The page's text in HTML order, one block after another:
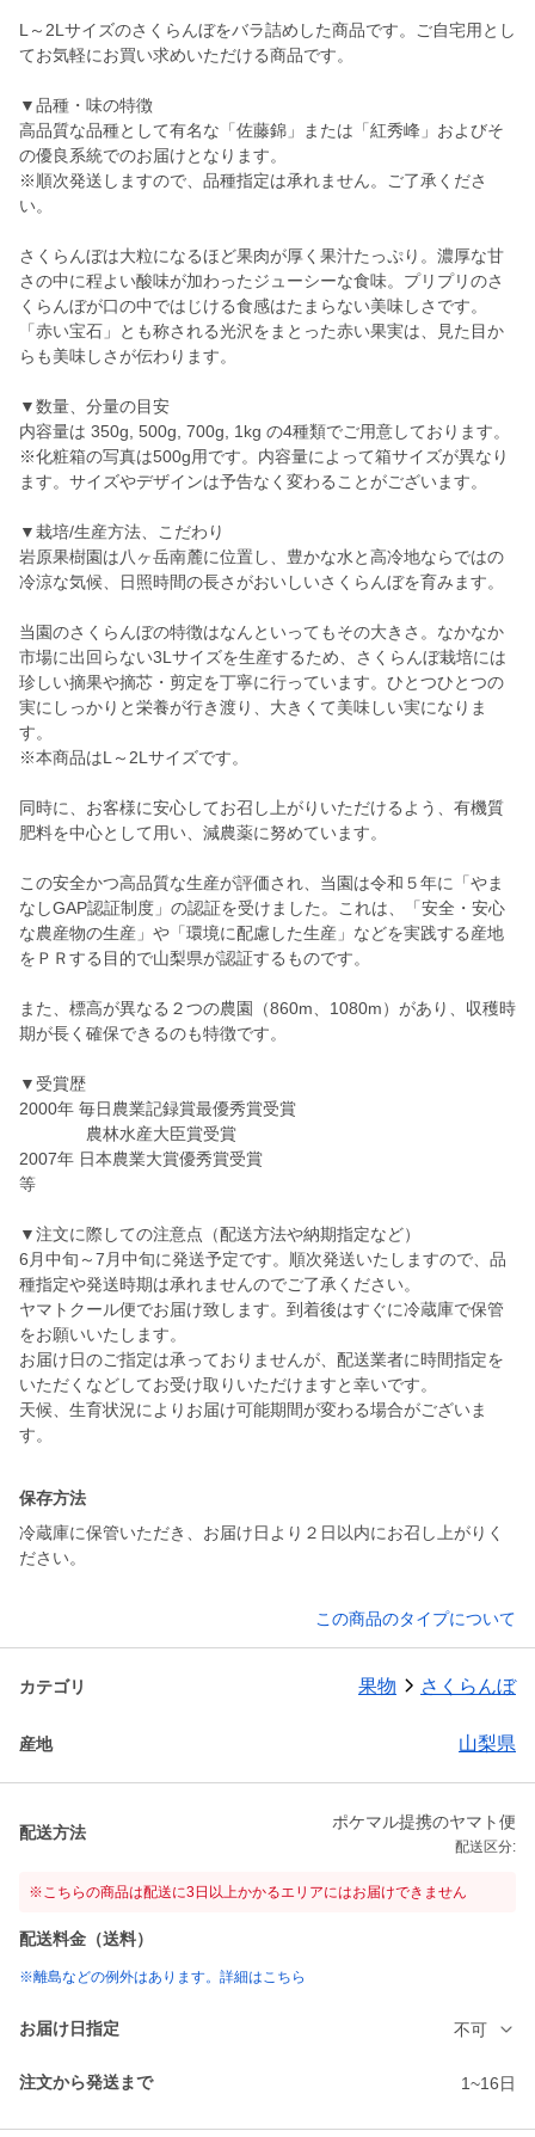
L～2Lサイズのさくらんぼをバラ詰めした商品です。ご自宅用とし
てお気軽にお買い求めいただける商品です。
▼品種・味の特徴
高品質な品種として有名な「佐藤錦」または「紅秀峰」およびそ
の優良系統でのお届けとなります。
※順次発送しますので、品種指定は承れません。ご了承くださ
い。
さくらんぼは大粒になるほど果肉が厚く果汁たっぷり。濃厚な甘
さの中に程よい酸味が加わったジューシーな食味。プリプリのさ
くらんぼが口の中ではじける食感はたまらない美味しさです。
「赤い宝石」とも称される光沢をまとった赤い果実は、見た目か
らも美味しさが伝わります。
▼数量、分量の目安
内容量は 350g, 500g, 700g, 1kg の4種類でご用意しております。
※化粧箱の写真は500g用です。内容量によって箱サイズが異なり
ます。サイズやデザインは予告なく変わることがございます。
▼栽培/生産方法、こだわり
岩原果樹園は八ヶ岳南麓に位置し、豊かな水と高冷地ならではの
冷涼な気候、日照時間の長さがおいしいさくらんぼを育みます。
当園のさくらんぼの特徴はなんといってもその大きさ。なかなか
市場に出回らない3Lサイズを生産するため、さくらんぼ栽培には
珍しい摘果や摘芯・剪定を丁寧に行っています。ひとつひとつの
実にしっかりと栄養が行き渡り、大きくて美味しい実になりま
す。
※本商品はL～2Lサイズです。
同時に、お客様に安心してお召し上がりいただけるよう、有機質
肥料を中心として用い、減農薬に努めています。
この安全かつ高品質な生産が評価され、当園は令和５年に「やま
なしGAP認証制度」の認証を受けました。これは、「安全・安心
な農産物の生産」や「環境に配慮した生産」などを実践する産地
をＰＲする目的で山梨県が認証するものです。
また、標高が異なる２つの農園（860m、1080m）があり、収穫時
期が長く確保できるのも特徴です。
▼受賞歴
2000年 毎日農業記録賞最優秀賞受賞
農林水産大臣賞受賞
2007年 日本農業大賞優秀賞受賞
等
▼注文に際しての注意点（配送方法や納期指定など）
6月中旬～7月中旬に発送予定です。順次発送いたしますので、品
種指定や発送時期は承れませんのでご了承ください。
ヤマトクール便でお届け致します。到着後はすぐに冷蔵庫で保管
をお願いいたします。
お届け日のご指定は承っておりませんが、配送業者に時間指定を
いただくなどしてお受け取りいただけますと幸いです。
天候、生育状況によりお届け可能期間が変わる場合がございま
す。
保存方法
冷蔵庫に保管いただき、お届け日より２日以内にお召し上がりく
ださい。
この商品のタイプについて
カテゴリ 果物 さくらんぼ
産地 山梨県
配送方法
ポケマル提携のヤマト便
配送区分:
※こちらの商品は配送に3日以上かかるエリアにはお届けできません
配送料金（送料）
※離島などの例外はあります。詳細はこちら
お届け日指定 不可
注文から発送まで 1~16日